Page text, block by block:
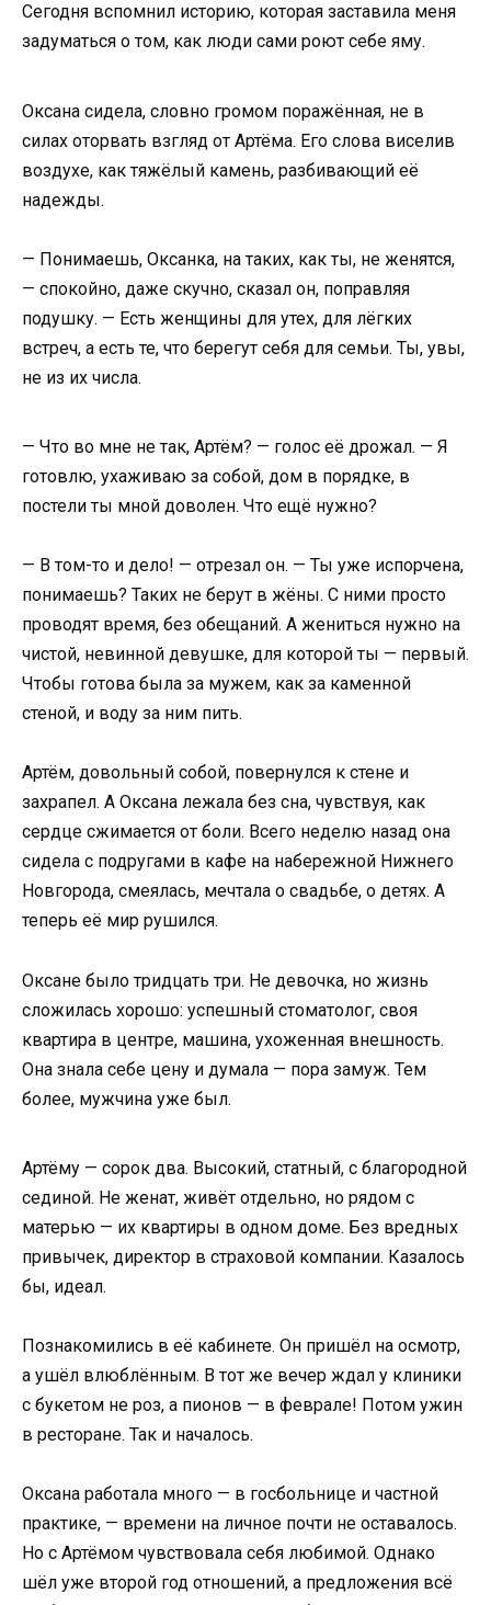
Сегодня вспомнил историю, которая заставила меня
задуматься о том, как люди сами роют себе яму.
Оксана сидела, словно громом поражённая, не в
силах оторвать взгляд от Артёма. Его слова виселив
воздухе, как тяжёлый камень, разбивающий её
надежды.
— Понимаешь, Оксанка, на таких, как ты, не женятся,
— спокойно, даже скучно, сказал он, поправляя
подушку. — Есть женщины для утех, для лёгких
встреч, а есть те, что берегут себя для семьи. Ты, увы,
не из их числа.
— Что во мне не так, Артём? — голос её дрожал. — Я
готовлю, ухаживаю за собой, дом в порядке, в
постели ты мной доволен. Что ещё нужно?
— В том-то и дело! — отрезал он. — Ты уже испорчена,
понимаешь? Таких не берут в жёны. С ними просто
проводят время, без обещаний. А жениться нужно на
чистой, невинной девушке, для которой ты — первый.
Чтобы готова была за мужем, как за каменной
стеной, и воду за ним пить.
Артём, довольный собой, повернулся к стене и
захрапел. А Оксана лежала без сна, чувствуя, как
сердце сжимается от боли. Всего неделю назад она
сидела с подругами в кафе на набережной Нижнего
Новгорода, смеялась, мечтала о свадьбе, о детях. А
теперь её мир рушился.
Оксане было тридцать три. Не девочка, но жизнь
сложилась хорошо: успешный стоматолог, своя
квартира в центре, машина, ухоженная внешность.
Она знала себе цену и думала — пора замуж. Тем
более, мужчина уже был.
Артёму — сорок два. Высокий, статный, с благородной
сединой. Не женат, живёт отдельно, но рядом с
матерью — их квартиры в одном доме. Без вредных
привычек, директор в страховой компании. Казалось
бы, идеал.
Познакомились в её кабинете. Он пришёл на осмотр,
а ушёл влюблённым. В тот же вечер ждал у клиники
с букетом не роз, а пионов — в феврале! Потом ужин
в ресторане. Так и началось.
Оксана работала много — в госбольнице и частной
практике, — времени на личное почти не оставалось.
Но с Артёмом чувствовала себя любимой. Однако
шёл уже второй год отношений, а предложения всё